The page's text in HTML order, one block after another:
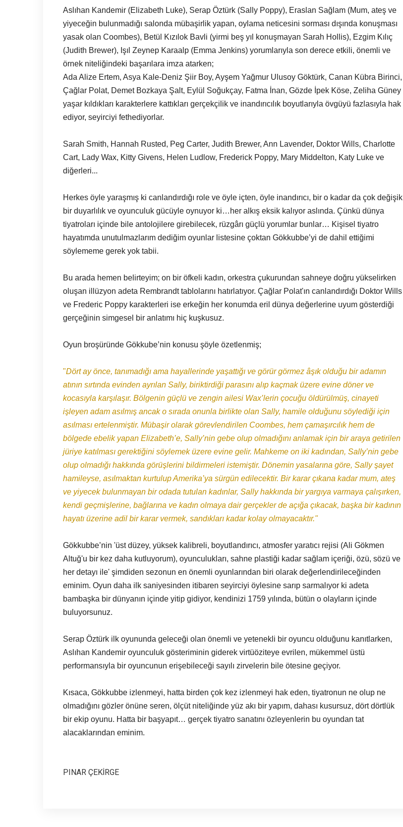
Aslıhan Kandemir (Elizabeth Luke), Serap Öztürk (Sally Poppy), Eraslan Sağlam (Mum, ateş ve
yiyeceğin bulunmadığı salonda mübaşirlik yapan, oylama neticesini sorması dışında konuşması
yasak olan Coombes), Betül Kızılok Bavli (yirmi beş yıl konuşmayan Sarah Hollis), Ezgim Kılıç
(Judith Brewer), Işıl Zeynep Karaalp (Emma Jenkins) yorumlarıyla son derece etkili, önemli ve
örnek niteliğindeki başarılara imza atarken;
Ada Alize Ertem, Asya Kale-Deniz Şiir Boy, Ayşem Yağmur Ulusoy Göktürk, Canan Kübra Birinci,
Çağlar Polat, Demet Bozkaya Şalt, Eylül Soğukçay, Fatma İnan, Gözde İpek Köse, Zeliha Güney
yaşar kıldıkları karakterlere kattıkları gerçekçilik ve inandırıcılık boyutlarıyla övgüyü fazlasıyla hak
ediyor, seyirciyi fethediyorlar.
Sarah Smith, Hannah Rusted, Peg Carter, Judith Brewer, Ann Lavender, Doktor Wills, Charlotte
Cart, Lady Wax, Kitty Givens, Helen Ludlow, Frederick Poppy, Mary Middelton, Katy Luke ve
diğerleri...
Herkes öyle yaraşmış ki canlandırdığı role ve öyle içten, öyle inandırıcı, bir o kadar da çok değişik
bir duyarlılık ve oyunculuk gücüyle oynuyor ki…her alkış eksik kalıyor aslında. Çünkü dünya
tiyatroları içinde bile antolojilere girebilecek, rüzgârı güçlü yorumlar bunlar… Kişisel tiyatro
hayatımda unutulmazlarım dediğim oyunlar listesine çoktan Gökkubbe’yi de dahil ettiğimi
söylememe gerek yok tabii.
Bu arada hemen belirteyim; on bir öfkeli kadın, orkestra çukurundan sahneye doğru yükselirken
oluşan illüzyon adeta Rembrandt tablolarını hatırlatıyor. Çağlar Polat'ın canlandırdığı Doktor Wills
ve Frederic Poppy karakterleri ise erkeğin her konumda eril dünya değerlerine uyum gösterdiği
gerçeğinin simgesel bir anlatımı hiç kuşkusuz.
Oyun broşüründe Gökkube’nin konusu şöyle özetlenmiş;
"Dört ay önce, tanımadığı ama hayallerinde yaşattığı ve görür görmez âşık olduğu bir adamın
atının sırtında evinden ayrılan Sally, biriktirdiği parasını alıp kaçmak üzere evine döner ve
kocasıyla karşılaşır. Bölgenin güçlü ve zengin ailesi Wax’lerin çocuğu öldürülmüş, cinayeti
işleyen adam asılmış ancak o sırada onunla birlikte olan Sally, hamile olduğunu söylediği için
asılması ertelenmiştir. Mübaşir olarak görevlendirilen Coombes, hem çamaşırcılık hem de
bölgede ebelik yapan Elizabeth’e, Sally’nin gebe olup olmadığını anlamak için bir araya getirilen
jüriye katılması gerektiğini söylemek üzere evine gelir. Mahkeme on iki kadından, Sally’nin gebe
olup olmadığı hakkında görüşlerini bildirmeleri istemiştir. Dönemin yasalarına göre, Sally şayet
hamileyse, asılmaktan kurtulup Amerika’ya sürgün edilecektir. Bir karar çıkana kadar mum, ateş
ve yiyecek bulunmayan bir odada tutulan kadınlar, Sally hakkında bir yargıya varmaya çalışırken,
kendi geçmişlerine, bağlarına ve kadın olmaya dair gerçekler de açığa çıkacak, başka bir kadının
hayatı üzerine adil bir karar vermek, sandıkları kadar kolay olmayacaktır."
Gökkubbe’nin 'üst düzey, yüksek kalibreli, boyutlandırıcı, atmosfer yaratıcı rejisi (Ali Gökmen
Altuğ'u bir kez daha kutluyorum), oyunculukları, sahne plastiği kadar sağlam içeriği, özü, sözü ve
her detayı ile' şimdiden sezonun en önemli oyunlarından biri olarak değerlendirileceğinden
eminim. Oyun daha ilk saniyesinden itibaren seyirciyi öylesine sarıp sarmalıyor ki adeta
bambaşka bir dünyanın içinde yitip gidiyor, kendinizi 1759 yılında, bütün o olayların içinde
buluyorsunuz.
Serap Öztürk ilk oyununda geleceği olan önemli ve yetenekli bir oyuncu olduğunu kanıtlarken,
Aslıhan Kandemir oyunculuk gösteriminin giderek virtüöziteye evrilen, mükemmel üstü
performansıyla bir oyuncunun erişebileceği sayılı zirvelerin bile ötesine geçiyor.
Kısaca, Gökkubbe izlenmeyi, hatta birden çok kez izlenmeyi hak eden, tiyatronun ne olup ne
olmadığını gözler önüne seren, ölçüt niteliğinde yüz akı bir yapım, dahası kusursuz, dört dörtlük
bir ekip oyunu. Hatta bir başyapıt… gerçek tiyatro sanatını özleyenlerin bu oyundan tat
alacaklarından eminim.
PINAR ÇEKİRGE